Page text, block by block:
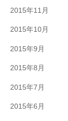
2015年11月
2015年10月
2015年9月
2015年8月
2015年7月
2015年6月